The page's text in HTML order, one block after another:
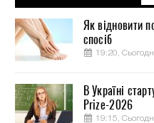
Як відновити
спосіб
19:20,
В Україні
Prize-2026
19:15,